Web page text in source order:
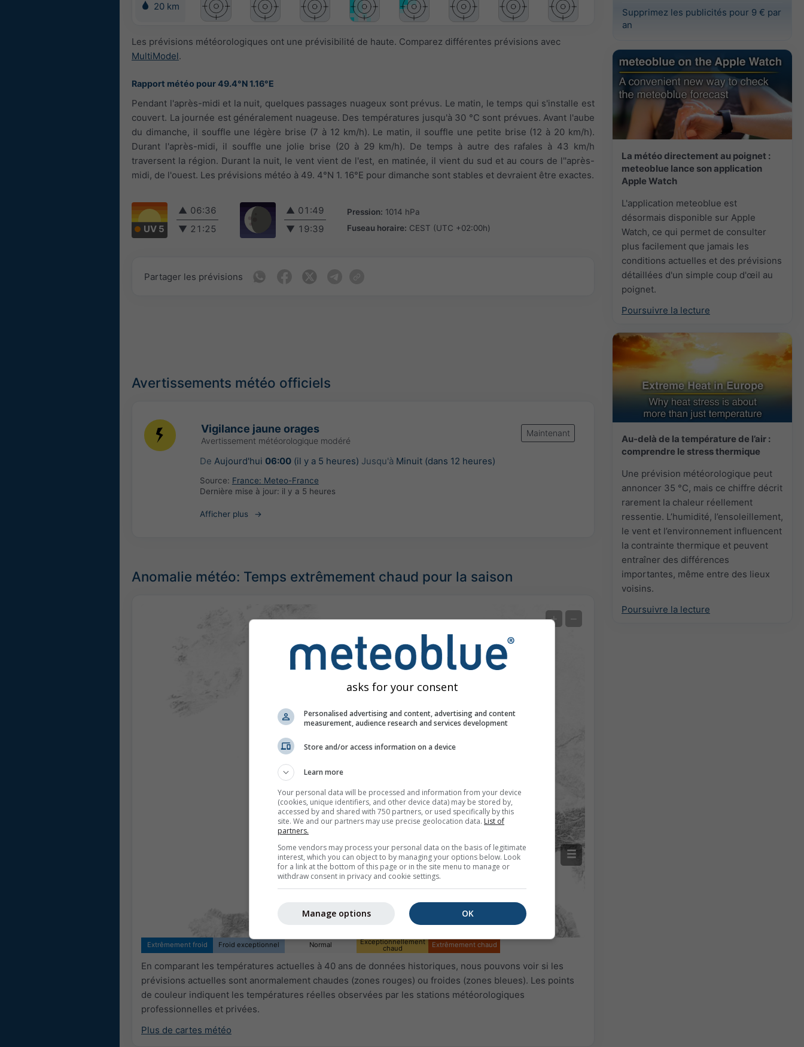
Supprimez les publicités pour 9 € par
an
La météo directement au poignet :
meteoblue lance son application
Apple Watch
L'application meteoblue est
désormais disponible sur Apple
Watch, ce qui permet de consulter
plus facilement que jamais les
conditions actuelles et des prévisions
détaillées d'un simple coup d'œil au
poignet.
Poursuivre la lecture
Au-delà de la température de l’air :
comprendre le stress thermique
Une prévision météorologique peut
annoncer 35 °C, mais ce chiffre décrit
rarement la chaleur réellement
ressentie. L’humidité, l’ensoleillement,
le vent et l’environnement influencent
la contrainte thermique et peuvent
entraîner des différences
importantes, même entre des lieux
voisins.
Poursuivre la lecture
20 km
Les prévisions météorologiques ont une prévisibilité de haute. Comparez différentes prévisions avec
MultiModel.
Rapport météo pour 49.4°N 1.16°E
Pendant l'après-midi et la nuit, quelques passages nuageux sont prévus. Le matin, le temps qui s'installe est
couvert. La journée est généralement nuageuse. Des températures jusqu'à 30 °C sont prévues. Avant l'aube
du dimanche, il souffle une légère brise (7 à 12 km/h). Le matin, il souffle une petite brise (12 à 20 km/h).
Durant l'après-midi, il souffle une jolie brise (20 à 29 km/h). De temps à autre des rafales à 43 km/h
traversent la région. Durant la nuit, le vent vient de l'est, en matinée, il vient du sud et au cours de l''après-
midi, de l'ouest. Les prévisions météo à 49. 4°N 1. 16°E pour dimanche sont stables et devraient être exactes.
UV 5
▲ 06:36
▼ 21:25
▲ 01:49
▼ 19:39
Pression: 1014 hPa
Fuseau horaire: CEST (UTC +02:00h)
Partager les prévisions
Avertissements météo officiels
Vigilance jaune orages
Avertissement météorologique modéré
Maintenant
De Aujourd'hui 06:00(il y a 5 heures) Jusqu'à Minuit (dans 12 heures)
Source: France: Meteo-France
Dernière mise à jour: il y a 5 heures
Afficher plus
Anomalie météo: Temps extrêmement chaud pour la saison
Prévision des extrêmes
+ −
Extrêmement froid Froid exceptionnel Normal Exceptionnellement
chaud Extrêmement chaud
En comparant les températures actuelles à 40 ans de données historiques, nous pouvons voir si les
prévisions actuelles sont anormalement chaudes (zones rouges) ou froides (zones bleues). Les points
de couleur indiquent les températures réelles observées par les stations météorologiques
professionnelles et privées.
Plus de cartes météo
asks for your consent
Personalised advertising and content, advertising and content
measurement, audience research and services development
Store and/or access information on a device
Learn more
Your personal data will be processed and information from your device
(cookies, unique identifiers, and other device data) may be stored by,
accessed by and shared with 750 partners, or used specifically by this
site. We and our partners may use precise geolocation data. List of
partners.
Some vendors may process your personal data on the basis of legitimate
interest, which you can object to by managing your options below. Look
for a link at the bottom of this page or in the site menu to manage or
withdraw consent in privacy and cookie settings.
OK
Manage options